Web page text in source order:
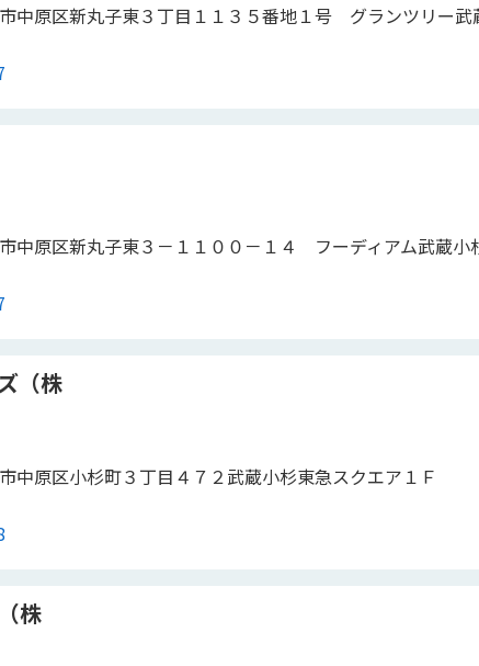
中原区新丸子東３丁目１１３５番地１号 グランツリー武
中原区新丸子東３－１１００－１４ フーディアム武蔵小
（株
中原区小杉町３丁目４７２武蔵小杉東急スクエア１Ｆ
株